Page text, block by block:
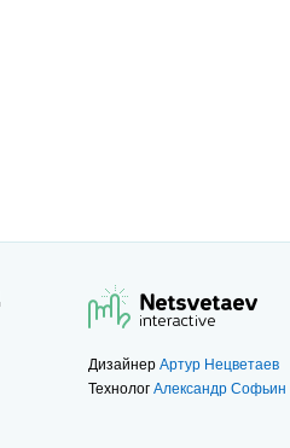
Дизайнер Артур Нецветаев
Технолог Александр Софьин